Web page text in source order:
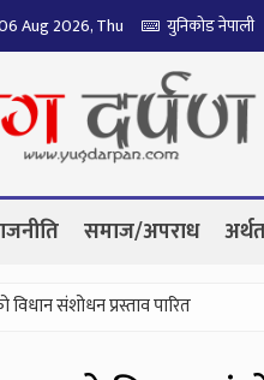
Aug 2026, Thu युनिकोड नेपाली
समाज/अपराध
संशोधन प्रस्ताव पारित